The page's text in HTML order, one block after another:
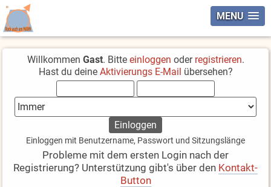
MENU
Willkommen Gast. Bitte einloggen oder registrieren.
Hast du deine Aktivierungs E-Mail übersehen?
Einloggen mit Benutzername, Passwort und Sitzungslänge
Probleme mit dem ersten Login nach der
Registrierung? Unterstützung gibt's über den Kontakt-
Button